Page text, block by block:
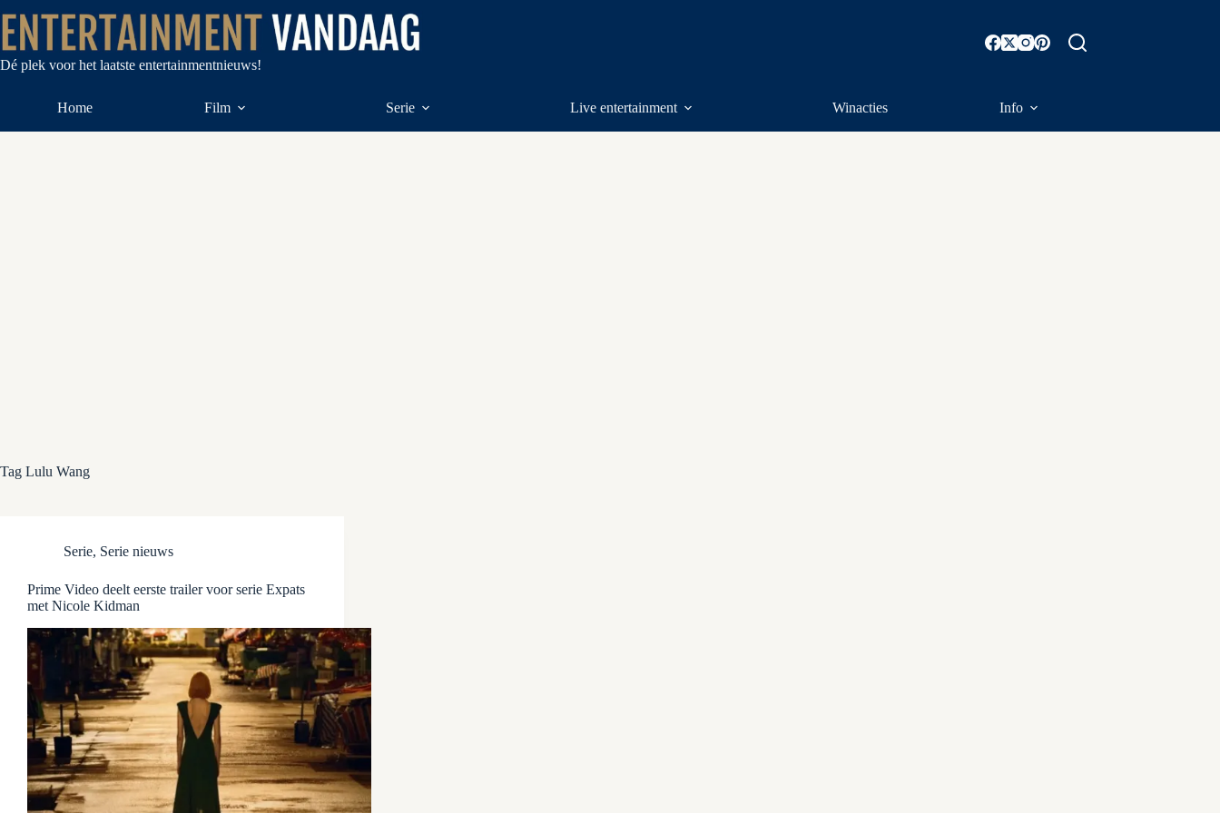
naar
de
inhoud
Dé plek voor het laatste entertainmentnieuws!
Home Film Serie Live entertainment Winacties Info
Tag Lulu Wang
Serie, Serie nieuws
Prime Video deelt eerste trailer voor serie Expats
met Nicole Kidman